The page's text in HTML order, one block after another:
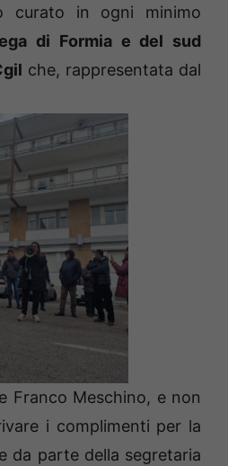
curato in ogni minimo
di Formia e del sud
che, rappresentata dal
Franco Meschino, e non
i complimenti per la
da parte della segretaria